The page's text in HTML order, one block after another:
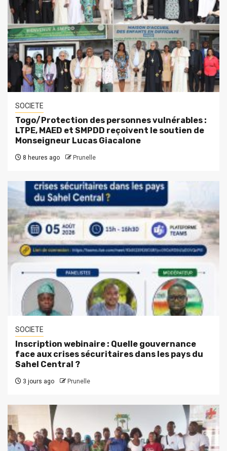
SOCIETE
Togo/Protection des personnes vulnérables :
LTPE, MAED et SMPDD reçoivent le soutien de
Monseigneur Lucas Giacalone
8 heures ago Prunelle
SOCIETE
Inscription webinaire : Quelle gouvernance
face aux crises sécuritaires dans les pays du
Sahel Central ?
3 jours ago Prunelle